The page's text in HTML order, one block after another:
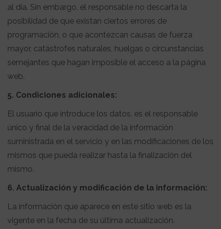
al día. Sin embargo, el responsable no descarta la
posibilidad de que existan ciertos errores de
programación, o que acontezcan causas de fuerza
mayor, catástrofes naturales, huelgas o circunstancias
semejantes que hagan imposible el acceso a la página
web.
5. Condiciones adicionales:
El usuario que introduce los datos, es el responsable
único y final de la veracidad de la información
suministrada en el servicio y en las modificaciones de los
mismos que pueda realizar hasta la finalización del
mismo.
6. Actualización y modificación de la información:
La información que aparece en este sitio web es la
vigente en la fecha de su última actualización.